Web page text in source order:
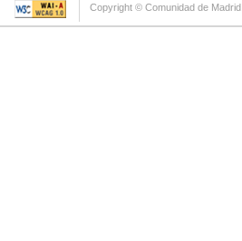
Copyright © Comunidad de Madrid.